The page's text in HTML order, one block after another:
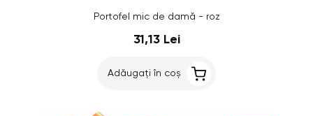
Portofel mic de damă - roz
31,13 Lei
Adăugați în coș